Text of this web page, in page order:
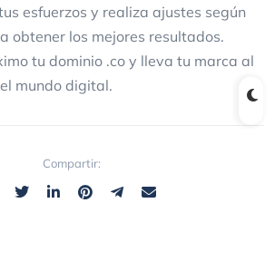
esfuerzos y realiza ajustes según
obtener los mejores resultados.
tu dominio .co y lleva tu marca al
mundo digital.
Compartir: